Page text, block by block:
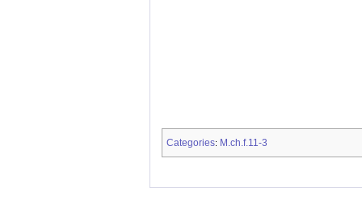
Categories: M.ch.f.11-3